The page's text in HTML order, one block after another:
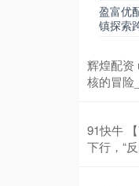
盈富优
镇探索
辉煌配资
核的冒险
91快牛
下行，“